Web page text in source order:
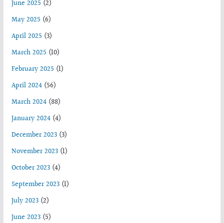
June 2025 (2)
May 2025 (6)
April 2025 (3)
March 2025 (10)
February 2025 (1)
April 2024(56)
March 2024(88)
January 2024(4)
December 2023(3)
November 2023(1)
October 2023(4)
September 2023(1)
July 2023(2)
June 2023(5)